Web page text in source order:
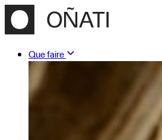
Que faire